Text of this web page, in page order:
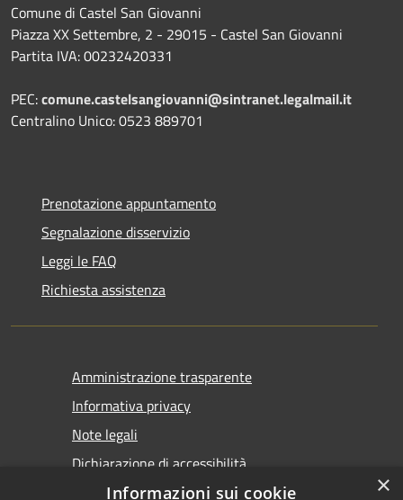
Comune di Castel San Giovanni
Piazza XX Settembre, 2 - 29015 - Castel San Giovanni
Partita IVA: 00232420331
PEC:comune.castelsangiovanni@sintranet.legalmail.it
Centralino Unico: 0523 889701
Prenotazione appuntamento
Segnalazione disservizio
Leggi le FAQ
Richiesta assistenza
Amministrazione trasparente
Informativa privacy
Note legali
Dichiarazione di accessibilità
×
Informazioni sui cookie